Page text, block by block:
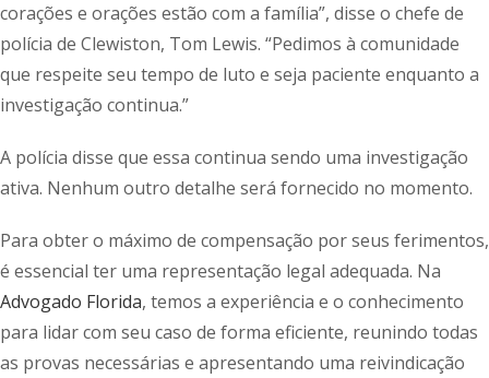
corações e orações estão com a família”, disse o chefe de
polícia de Clewiston, Tom Lewis. “Pedimos à comunidade
que respeite seu tempo de luto e seja paciente enquanto a
investigação continua.”
A polícia disse que essa continua sendo uma investigação
ativa. Nenhum outro detalhe será fornecido no momento.
Para obter o máximo de compensação por seus ferimentos,
é essencial ter uma representação legal adequada. Na
Advogado Florida, temos a experiência e o conhecimento
para lidar com seu caso de forma eficiente, reunindo todas
as provas necessárias e apresentando uma reivindicação